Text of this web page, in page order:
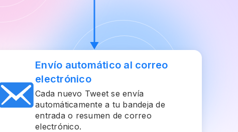
Envío automático al correo
electrónico
Cada nuevo Tweet se envía
automáticamente a tu bandeja de
entrada o resumen de correo
electrónico.